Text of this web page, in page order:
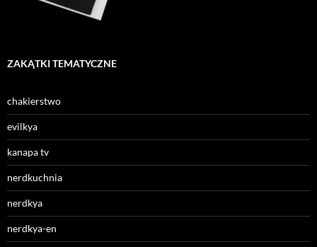
ZAKĄTKI TEMATYCZNE
chakierstwo
evilkya
kanapa tv
nerdkuchnia
nerdkya
nerdkya-en